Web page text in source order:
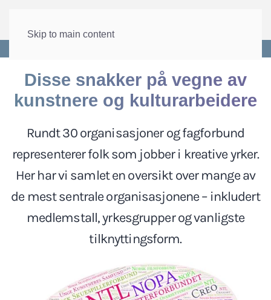
Skip to main content
Disse snakker på vegne av
kunstnere og kulturarbeidere
Rundt 30 organisasjoner og fagforbund
representerer folk som jobber i kreative yrker.
Her har vi samlet en oversikt over mange av
de mest sentrale organisasjonene – inkludert
medlemstall, yrkesgrupper og vanligste
tilknyttingsform.